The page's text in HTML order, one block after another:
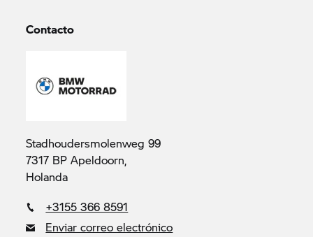
Contacto
Stadhoudersmolenweg 99
7317 BP Apeldoorn,
Holanda
+3155 366 8591
Enviar correo electrónico